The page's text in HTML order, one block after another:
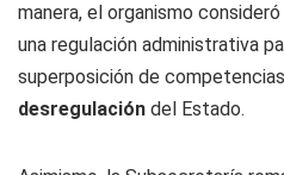
manera, el organismo
una regulación administrativa
superposición de
desregulación del Estado.